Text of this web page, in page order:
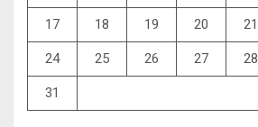
17 18 19 20 21
24 25 26 27 28
31